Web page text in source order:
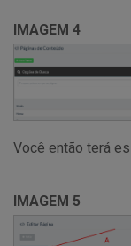
IMAGEM 4
Você então terá
IMAGEM 5